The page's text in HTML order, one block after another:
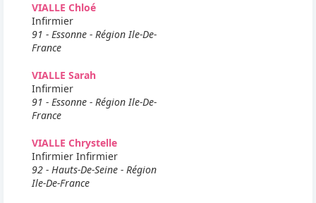
VIALLE Chloé
Infirmier
91 - Essonne - Région Ile-De-
France
VIALLE Sarah
Infirmier
91 - Essonne - Région Ile-De-
France
VIALLE Chrystelle
Infirmier Infirmier
92 - Hauts-De-Seine - Région
Ile-De-France